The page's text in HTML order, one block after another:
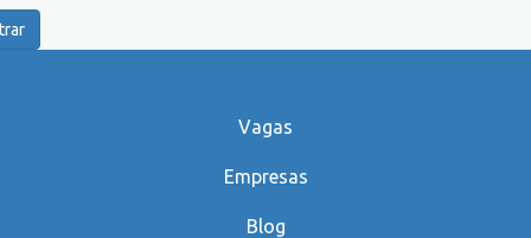
Vagas
Empresas
Blog